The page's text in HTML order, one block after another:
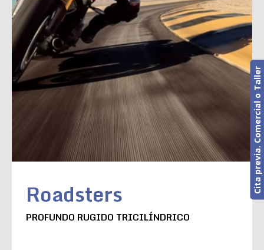
Roadsters
PROFUNDO RUGIDO TRICILÍNDRICO
Cita previa. Comercial o Taller